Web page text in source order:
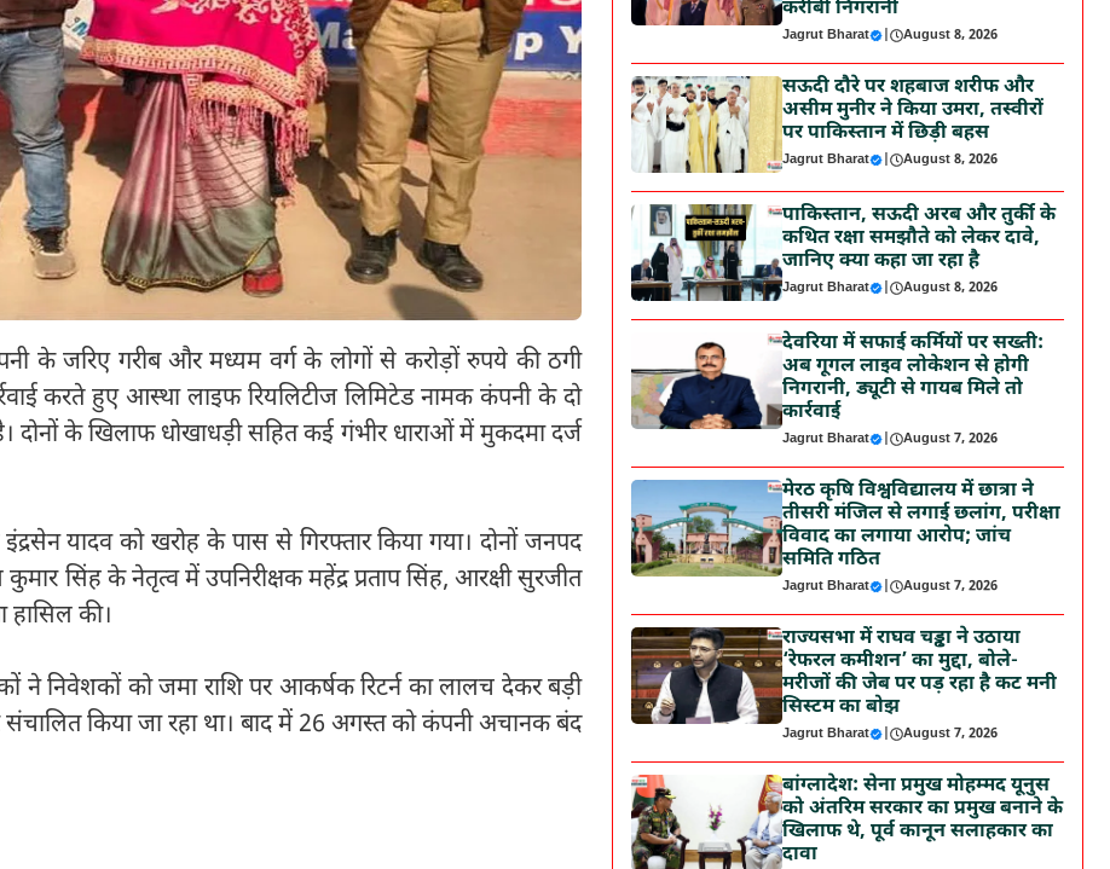
के जरिए गरीब और मध्यम वर्ग के लोगों से करोड़ों रुपये की ठगी
करते हुए आस्था लाइफ रियलिटीज लिमिटेड नामक कंपनी के दो
के खिलाफ धोखाधड़ी सहित कई गंभीर धाराओं में मुकदमा दर्ज
यादव को खरोह के पास से गिरफ्तार किया गया। दोनों जनपद
सिंह के नेतृत्व में उपनिरीक्षक महेंद्र प्रताप सिंह, आरक्षी सुरजीत
की।
निवेशकों को जमा राशि पर आकर्षक रिटर्न का लालच देकर बड़ी
संचालित किया जा रहा था। बाद में 26 अगस्त को कंपनी अचानक बंद
करीबी निगरानी
Jagrut Bharat | August 8, 2026
सऊदी दौरे पर शहबाज शरीफ और
असीम मुनीर ने किया उमरा, तस्वीरों
पर पाकिस्तान में छिड़ी बहस
Jagrut Bharat | August 8, 2026
पाकिस्तान, सऊदी अरब और तुर्की के
कथित रक्षा समझौते को लेकर दावे,
जानिए क्या कहा जा रहा है
Jagrut Bharat | August 8, 2026
देवरिया में सफाई कर्मियों पर सख्ती:
अब गूगल लाइव लोकेशन से होगी
निगरानी, ड्यूटी से गायब मिले तो
कार्रवाई
Jagrut Bharat | August 7, 2026
मेरठ कृषि विश्वविद्यालय में छात्रा ने
तीसरी मंजिल से लगाई छलांग, परीक्षा
विवाद का लगाया आरोप; जांच
समिति गठित
Jagrut Bharat | August 7, 2026
राज्यसभा में राघव चड्ढा ने उठाया
‘रेफरल कमीशन’ का मुद्दा, बोले-
मरीजों की जेब पर पड़ रहा है कट मनी
सिस्टम का बोझ
Jagrut Bharat | August 7, 2026
बांग्लादेश: सेना प्रमुख मोहम्मद यूनुस
को अंतरिम सरकार का प्रमुख बनाने के
खिलाफ थे, पूर्व कानून सलाहकार का
दावा